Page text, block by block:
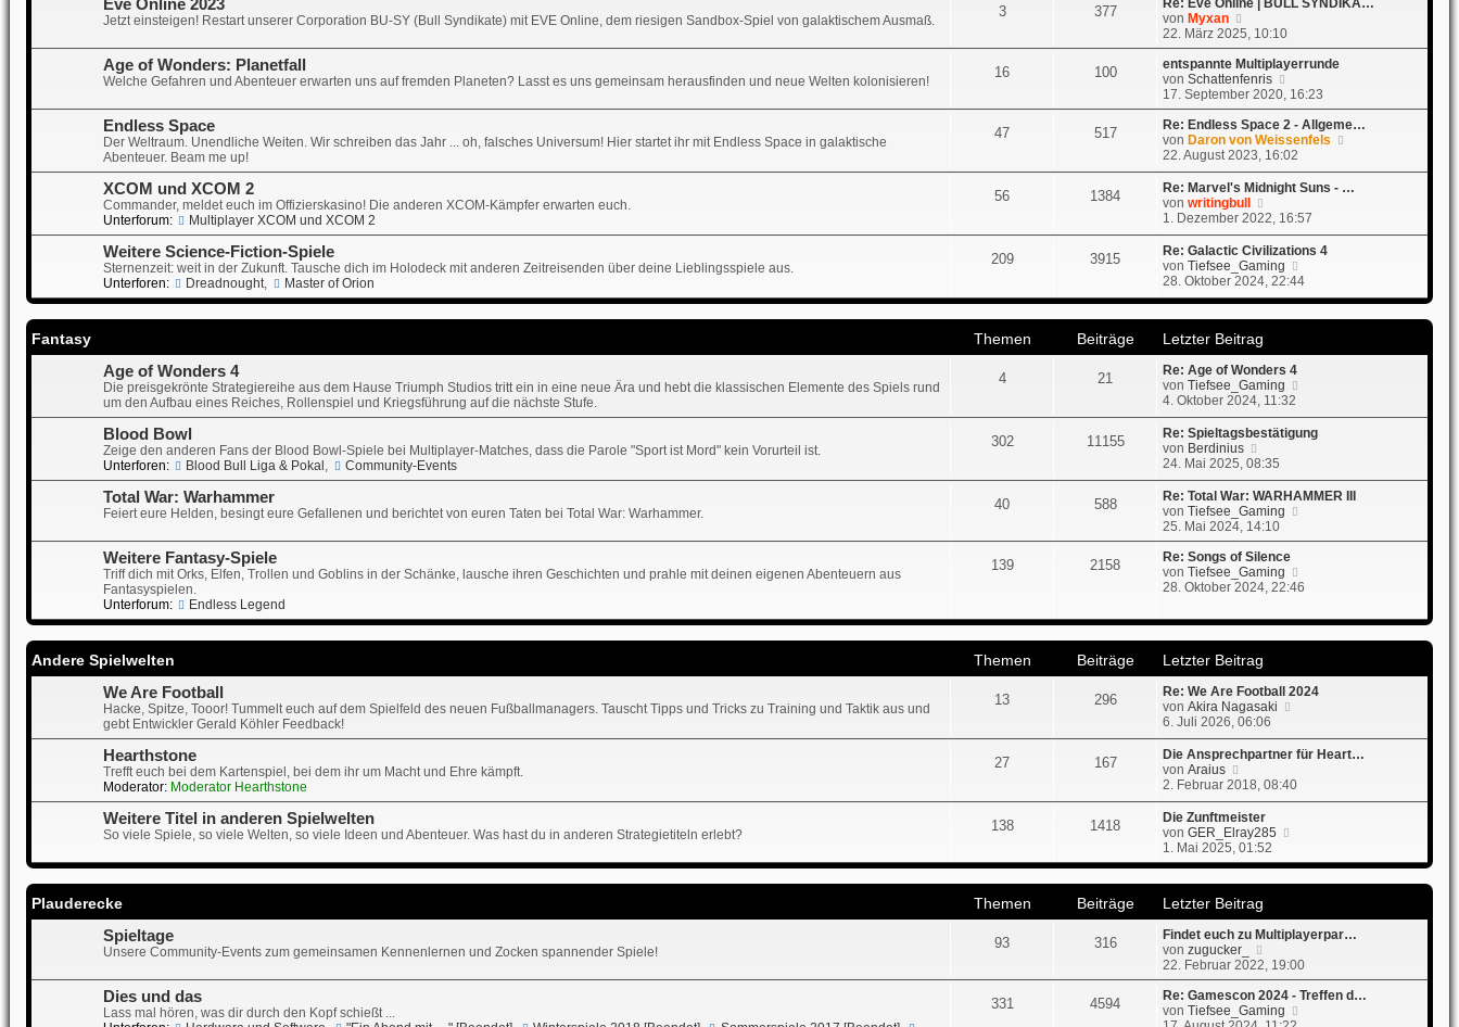
g
e
r
e
i
t
r
Eve Online 2023
Jetzt einsteigen! Restart unserer Corporation BU-SY (Bull Syndikate) mit EVE Online, dem riesigen Sandbox-Spiel von galaktischem Ausmaß.
3 377
Re: Eve Online | BULL SYNDIKA…
von Myxan
e
u
e
s
t
e
r
B
e
i
t
r
a
22. März 2025, 10:10
Age of Wonders: Planetfall
Welche Gefahren und Abenteuer erwarten uns auf fremden Planeten? Lasst es uns gemeinsam herausfinden und neue Welten kolonisieren!
16 100
entspannte Multiplayerrunde
vonSchattenfenris
e
u
e
s
t
e
r
e
t
r
a
17. September 2020, 16:23
Endless Space
Der Weltraum. Unendliche Weiten. Wir schreiben das Jahr ... oh, falsches Universum! Hier startet ihr mit Endless Space in galaktische
Abenteuer. Beam me up!
47 517
Re: Endless Space 2 - Allgeme…
von Daron von Weissenfels
u
t
r
g
22. August 2023, 16:02
XCOM und XCOM 2
Commander, meldet euch im Offizierskasino! Die anderen XCOM-Kämpfer erwarten euch.
Unterforum:
Multiplayer XCOM und XCOM 2
56 1384
Re: Marvel's Midnight Suns - …
vonwritingbull
e
u
e
s
r
B
i
t
r
a
g
1. Dezember 2022, 16:57
Weitere Science-Fiction-Spiele
Sternenzeit: weit in der Zukunft. Tausche dich im Holodeck mit anderen Zeitreisenden über deine Lieblingsspiele aus.
Unterforen:
Dreadnought, Master of Orion
209 3915
Re: Galactic Civilizations 4
vonTiefsee_Gaming
e
u
e
i
t
g
28. Oktober 2024, 22:44
Fantasy Themen Beiträge
Letzter Beitrag
Age of Wonders 4
Die preisgekrönte Strategiereihe aus dem Hause Triumph Studios tritt ein in eine neue Ära und hebt die klassischen Elemente des Spiels rund
um den Aufbau eines Reiches, Rollenspiel und Kriegsführung auf die nächste Stufe.
4 21
Re: Age of Wonders 4
vonTiefsee_Gaming
u
e
r
a
4. Oktober 2024, 11:32
Blood Bowl
Zeige den anderen Fans der Blood Bowl-Spiele bei Multiplayer-Matches, dass die Parole "Sport ist Mord" kein Vorurteil ist.
Unterforen:
Blood Bull Liga & Pokal , Community-Events
302 11155
Re: Spieltagsbestätigung
von Berdinius
e
u
e
s
t
e
r
B
e
r
a
g
24. Mai 2025, 08:35
Total War: Warhammer
Feiert eure Helden, besingt eure Gefallenen und berichtet von euren Taten bei Total War: Warhammer.
40 588
Re: Total War: WARHAMMER III
vonTiefsee_Gaming
u
t
r
t
r
25. Mai 2024, 14:10
Weitere Fantasy-Spiele
Triff dich mit Orks, Elfen, Trollen und Goblins in der Schänke, lausche ihren Geschichten und prahle mit deinen eigenen Abenteuern aus
Fantasyspielen.
Unterforum:
Endless Legend
139 2158
Re: Songs of Silence
vonTiefsee_Gaming
e
e
r
B
t
r
28. Oktober 2024, 22:46
Andere Spielwelten Themen Beiträge
Letzter Beitrag
We Are Football
Hacke, Spitze, Tooor! Tummelt euch auf dem Spielfeld des neuen Fußballmanagers. Tauscht Tipps und Tricks zu Training und Taktik aus und
gebt Entwickler Gerald Köhler Feedback!
13 296
Re: We Are Football 2024
vonAkira Nagasaki
u
e
t
t
r
g
6. Juli 2026, 06:06
Hearthstone
Trefft euch bei dem Kartenspiel, bei dem ihr um Macht und Ehre kämpft.
Moderator: Moderator Hearthstone
27 167
Die Ansprechpartner für Heart…
vonAraius
e
u
e
s
t
e
e
i
t
a
g
2. Februar 2018, 08:40
Weitere Titel in anderen Spielwelten
So viele Spiele, so viele Welten, so viele Ideen und Abenteuer. Was hast du in anderen Strategietiteln erlebt?
138 1418
Die Zunftmeister
vonGER_Elray285
u
e
r
e
i
t
r
1. Mai 2025, 01:52
Plauderecke Themen Beiträge
Letzter Beitrag
Spieltage
Unsere Community-Events zum gemeinsamen Kennenlernen und Zocken spannender Spiele!
93 316
Findet euch zu Multiplayerpar…
vonzugucker_
e
u
e
s
22. Februar 2022, 19:00
Dies und das
Lass mal hören, was dir durch den Kopf schießt ...
331 4594
Re: Gamescon 2024 - Treffen d…
vonTiefsee_Gaming